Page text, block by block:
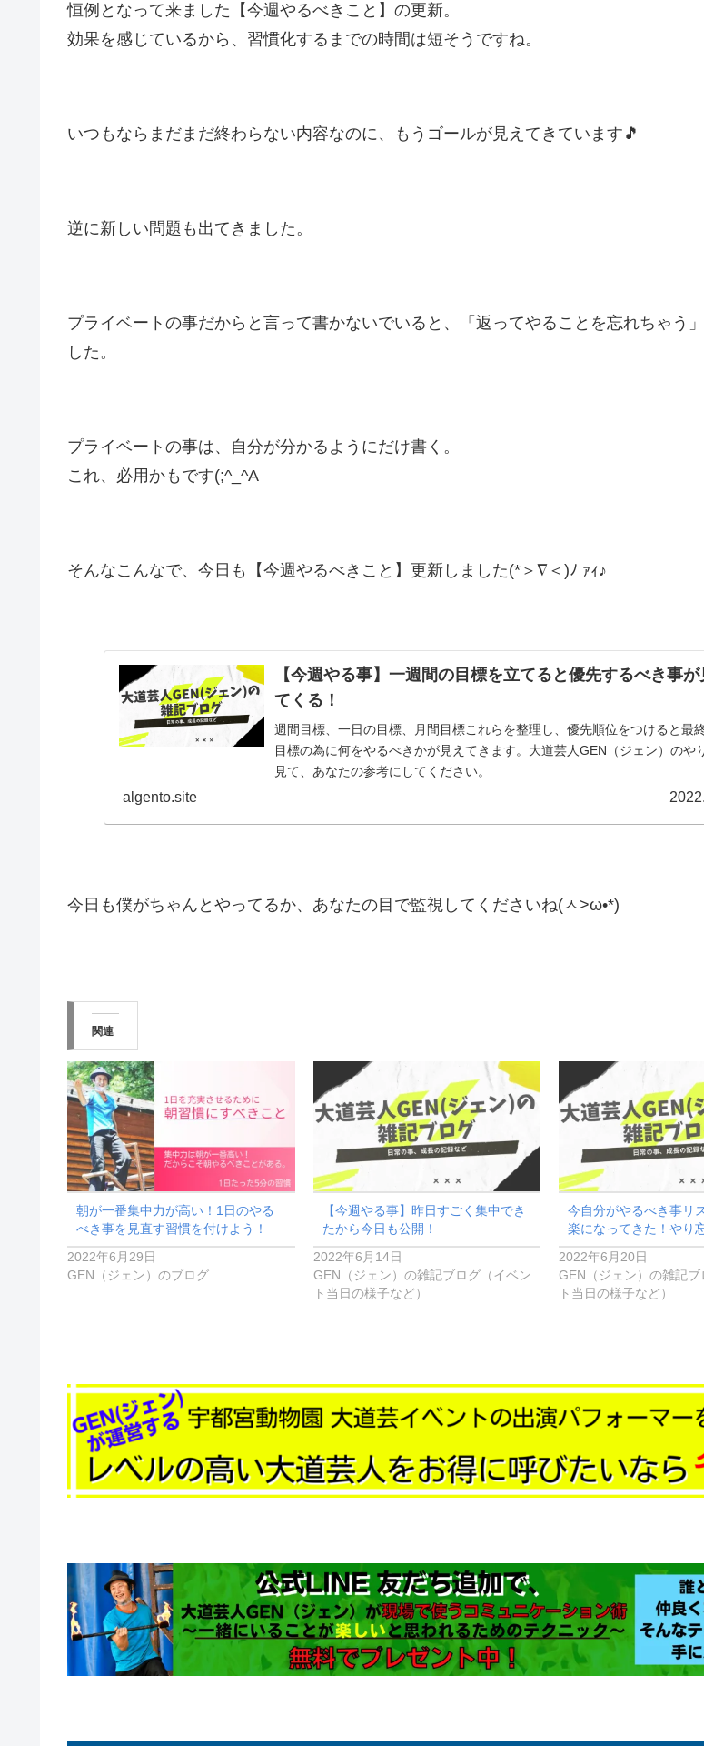
恒例となって来ました【今週やるべきこと】の更新。
効果を感じているから、習慣化するまでの時間は短そうですね。
いつもならまだまだ終わらない内容なのに、もうゴールが見えてきています🎵
逆に新しい問題も出てきました。
プライベートの事だからと言って書かないでいると、「返ってやることを忘れちゃう
した。
プライベートの事は、自分が分かるようにだけ書く。
これ、必用かもです(;^_^A
そんなこんなで、今日も【今週やるべきこと】更新しました(*＞∇＜)ﾉ ｧｨ♪
【今週やる事】一週間の目標を立てると優先するべき事が
てくる！
週間目標、一日の目標、月間目標これらを整理し、優先順位をつけると最
目標の為に何をやるべきかが見えてきます。大道芸人GEN（ジェン）のや
見て、あなたの参考にしてください。
algento.site
今日も僕がちゃんとやってるか、あなたの目で監視してくださいね(ㅅ>ω•*)
関連
朝が一番集中力が高い！1日のやる
べき事を見直す習慣を付けよう！
2022年6月29日
GEN（ジェン）のブログ
【今週やる事】昨日すごく集中でき
たから今日も公開！
2022年6月14日
GEN（ジェン）の雑記ブログ（イベン
ト当日の様子など）
今自分がやるべき事リ
楽になってきた！やり
2022年6月20日
GEN（ジェン）の雑記ブ
ト当日の様子など）